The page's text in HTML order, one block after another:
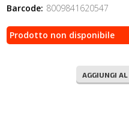
Barcode: 8009841620547
Prodotto non disponibile
AGGIUNGI AL